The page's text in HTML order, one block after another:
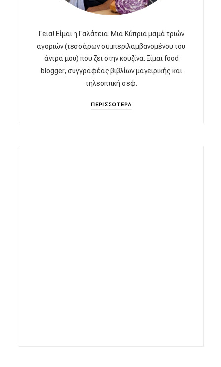
Γεια! Είμαι η Γαλάτεια. Μια Κύπρια μαμά τριών
αγοριών (τεσσάρων συμπεριλαμβανομένου του
άντρα μου) που ζει στην κουζίνα. Είμαι food
blogger, συγγραφέας βιβλίων μαγειρικής και
τηλεοπτική σεφ.
ΠΕΡΙΣΣΟΤΕΡΑ